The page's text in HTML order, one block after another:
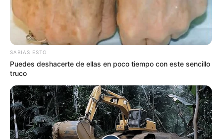
SABIAS ESTO
Puedes deshacerte de ellas en poco tiempo con este sencillo
truco